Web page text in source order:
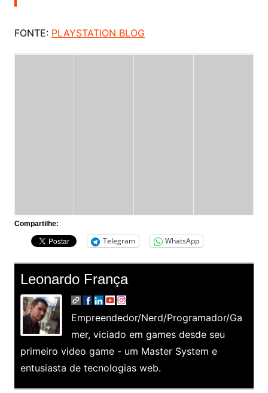
FONTE: PLAYSTATION BLOG
Compartilhe:
Telegram WhatsApp
Leonardo França
Empreendedor/Nerd/Programador/Ga
mer, viciado em games desde seu
primeiro video game - um Master System e
entusiasta de tecnologias web.